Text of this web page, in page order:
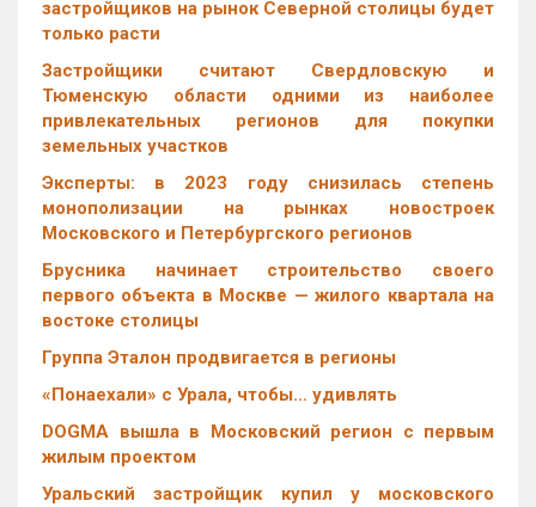
застройщиков на рынок Северной столицы будет
только расти
Застройщики считают Свердловскую и
Тюменскую области одними из наиболее
привлекательных регионов для покупки
земельных участков
Эксперты: в 2023 году снизилась степень
монополизации на рынках новостроек
Московского и Петербургского регионов
Брусника начинает строительство своего
первого объекта в Москве — жилого квартала на
востоке столицы
Группа Эталон продвигается в регионы
«Понаехали» с Урала, чтобы… удивлять
DOGMA вышла в Московский регион с первым
жилым проектом
Уральский застройщик купил у московского